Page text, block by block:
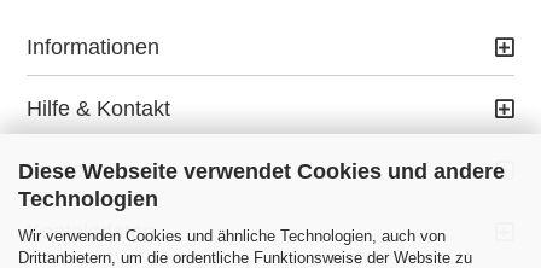
Diese Webseite verwendet Cookies und andere
Technologien
Wir verwenden Cookies und ähnliche Technologien, auch von
Drittanbietern, um die ordentliche Funktionsweise der Website zu
Informationen
Hilfe & Kontakt
Ihr Konto
Kontaktdaten